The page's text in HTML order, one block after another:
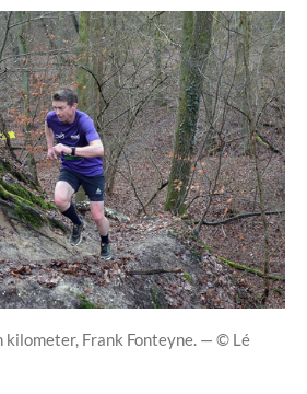
kilometer, Frank Fonteyne. — © Lé